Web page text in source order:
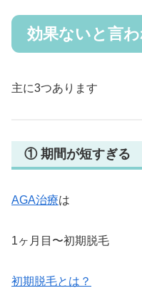
効果ないと言
主に3つあります
① 期間が短すぎる
AGA治療は
1ヶ月目〜初期脱毛
初期脱毛とは？